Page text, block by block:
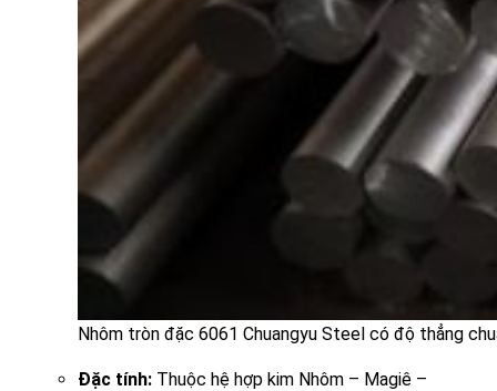
Nhôm tròn đặc 6061 Chuangyu Steel có độ thẳng
Đặc tính: Thuộc hệ hợp kim Nhôm – Magiê –